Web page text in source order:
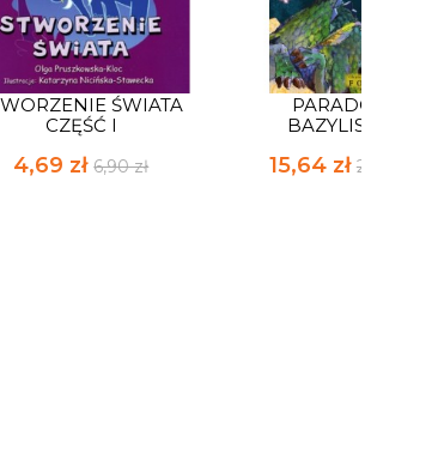
ŚWIATA
CZĘŚĆ I
4,69 zł6,90 zł
PARADOKS
BAZYLISZKA
15,64 zł 23,00 zł